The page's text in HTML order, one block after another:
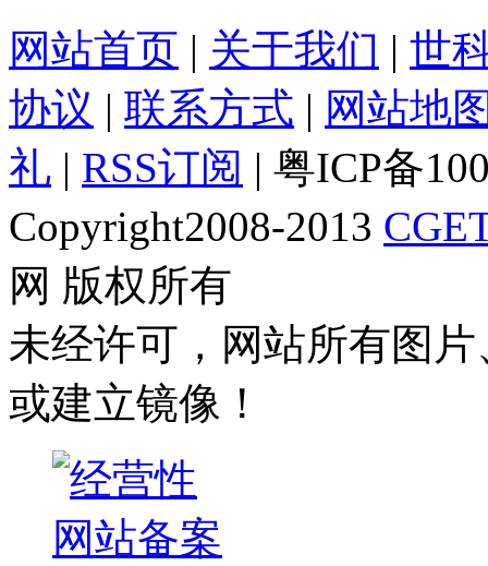
网站首页 | 关于我们 | 世
协议 | 联系方式 | 网站地
礼 | RSS订阅 | 粤ICP备
Copyright2008-2013
网 版权所有
未经许可，网站所有图
或建立镜像！